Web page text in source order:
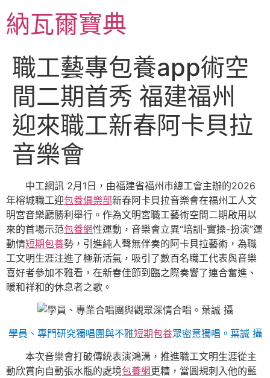
至
主納瓦爾寶典
職工藝專包養app術空
間二期首秀 福建福州
迎來職工新春阿卡貝拉
音樂會
中工網訊 2月1日，由福建省福州市總工會主辦的2026
年榕城職工迎包養俱樂部新春阿卡貝拉音樂會在福州工人文
明宮音樂廳勝利舉行。作為文明宮職工藝術空間二期啟用以
來的首場示范包養網性運動，音樂會立異“培訓-實操-扮演”運
動情短期包養勢，引進純人聲無伴奏的阿卡貝拉藝術，為職
工文明生涯注進了極新活氣，吸引了數百名職工代表與音樂
喜好者參加不雅看，在新春佳節到臨之際奏響了連合奮進、
暖和祥和的休息者之歌。
學員、專門研究獨唱團與不雅短期包養眾密意獨唱。葉誠 攝
本次音樂會打破傳統表演鴻溝，推進職工文明生涯從主
動欣賞向自動張水瓶的處境包養網更糟，當圓規刺入他的藍